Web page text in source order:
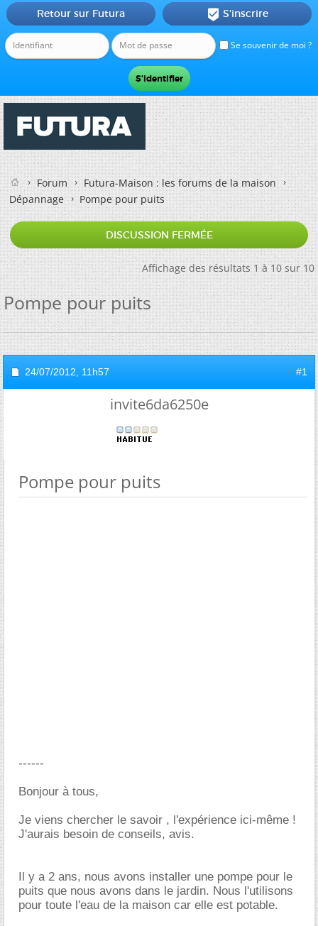
Se souvenir de moi ?
Retour sur Futura  S'inscrire
Forum
Futura-Maison : les forums de la maison
Dépannage
Pompe pour puits
DISCUSSION FERMÉE
Affichage des résultats 1 à 10 sur 10
Pompe pour puits
24/07/2012, 11h57 #1
invite6da6250e
Pompe pour puits
------
Bonjour à tous,
Je viens chercher le savoir , l'expérience ici-même !
J'aurais besoin de conseils, avis.
Il y a 2 ans, nous avons installer une pompe pour le
puits que nous avons dans le jardin. Nous l'utilisons
pour toute l'eau de la maison car elle est potable.